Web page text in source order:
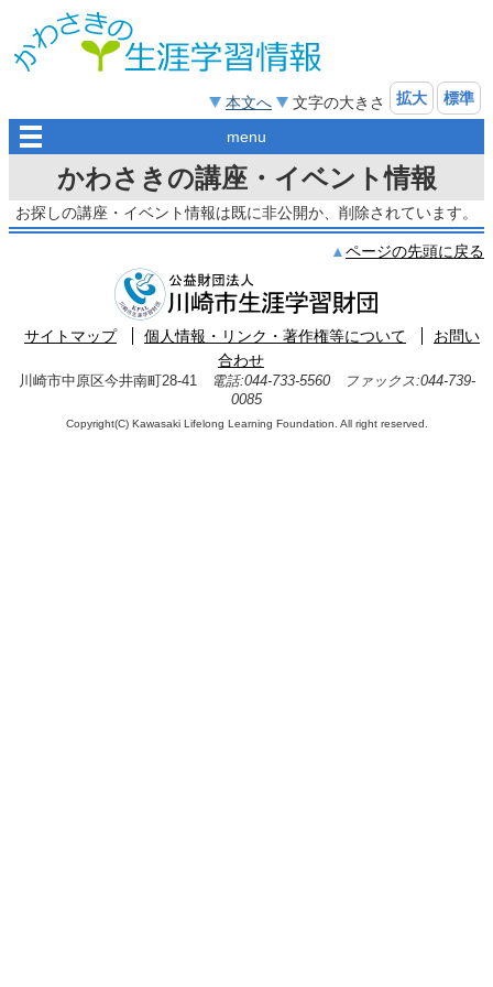
本文へ 文字の大きさ 拡大 標準
menu
かわさきの講座・イベント情報
お探しの講座・イベント情報は既に非公開か、削除されています。
ページの先頭に戻る
サイトマップ 個人情報・リンク・著作権等について
お問い
合わせ
川崎市中原区今井南町28-41
電話:044-733-5560 ファックス:044-739-
0085
Copyright(C) Kawasaki Lifelong Learning Foundation. All right reserved.